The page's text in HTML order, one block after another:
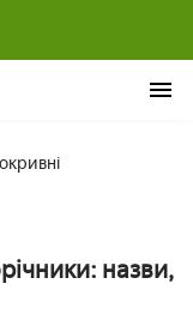
з назвою
назви,